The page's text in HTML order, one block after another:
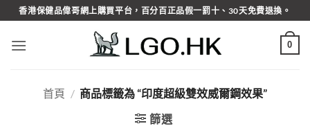
Skip
to
content
香港保健品偉哥網上購買平台，百分百正品假一罰十、30天免費退換。
0
首頁 / 商品標籤為 “印度超級雙效威爾鋼效果”
篩選